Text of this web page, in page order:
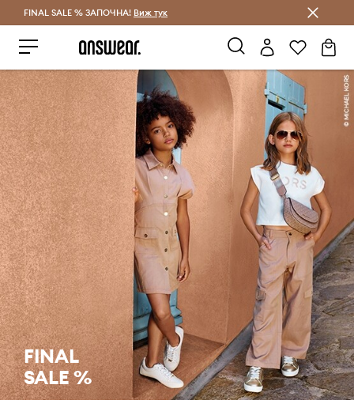
Спестявай с Answear Club
FINAL SALE % ЗАПОЧНА! Виж тук
FINAL
SALE %